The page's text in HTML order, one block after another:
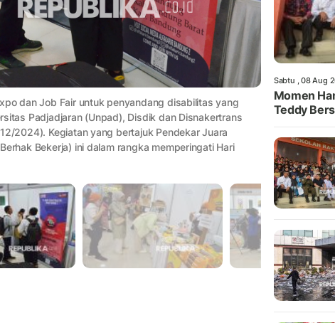
dan Job Fair untuk penyandang disabilitas yang
Padjadjaran (Unpad), Disdik dan Disnakertrans
2024). Kegiatan yang bertajuk Pendekar Juara
Bekerja) ini dalam rangka memperingati Hari
Sabtu , 08 Aug
Momen
Teddy